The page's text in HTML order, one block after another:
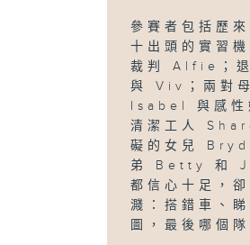
參賽者包括歷
十出頭的實習
裁判 Alfie；
與 Viv；兩對
Isabel 與感
清潔工人
礙的女兒
弟 Betty 和
都信心十足，
濺：搭錯車、
圖，最後哪個